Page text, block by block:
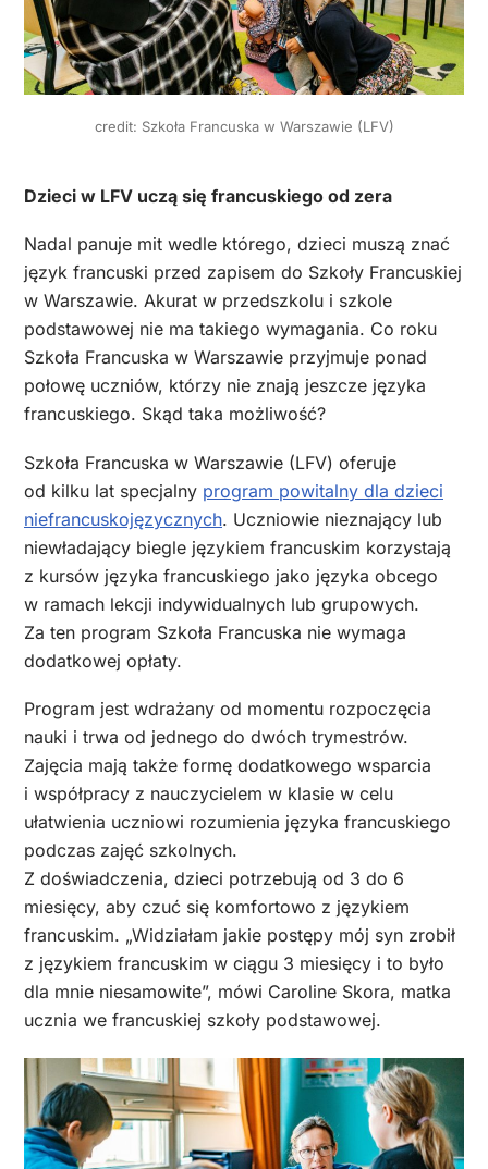
credit: Szkoła Francuska w Warszawie (LFV)
Dzieci w LFV uczą się francuskiego od zera
Nadal panuje mit wedle którego, dzieci muszą znać
język francuski przed zapisem do Szkoły Francuskiej
w Warszawie. Akurat w przedszkolu i szkole
podstawowej nie ma takiego wymagania. Co roku
Szkoła Francuska w Warszawie przyjmuje ponad
połowę uczniów, którzy nie znają jeszcze języka
francuskiego. Skąd taka możliwość?
Szkoła Francuska w Warszawie (LFV) oferuje
od kilku lat specjalny program powitalny dla dzieci
niefrancuskojęzycznych. Uczniowie nieznający lub
niewładający biegle językiem francuskim korzystają
z kursów języka francuskiego jako języka obcego
w ramach lekcji indywidualnych lub grupowych.
Za ten program Szkoła Francuska nie wymaga
dodatkowej opłaty.
Program jest wdrażany od momentu rozpoczęcia
nauki i trwa od jednego do dwóch trymestrów.
Zajęcia mają także formę dodatkowego wsparcia
i współpracy z nauczycielem w klasie w celu
ułatwienia uczniowi rozumienia języka francuskiego
podczas zajęć szkolnych.
Z doświadczenia, dzieci potrzebują od 3 do 6
miesięcy, aby czuć się komfortowo z językiem
francuskim. „Widziałam jakie postępy mój syn zrobił
z językiem francuskim w ciągu 3 miesięcy i to było
dla mnie niesamowite”, mówi Caroline Skora, matka
ucznia we francuskiej szkoły podstawowej.